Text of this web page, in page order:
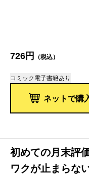
726円 （税込）
コミック 電子書籍あり
ネットで購
初めての月末評
ワクが止まらな